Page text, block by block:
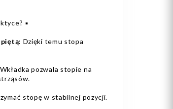
▪️
Dzięki temu stopa
Wkładka pozwala stopie na
stopę w stabilnej pozycji.